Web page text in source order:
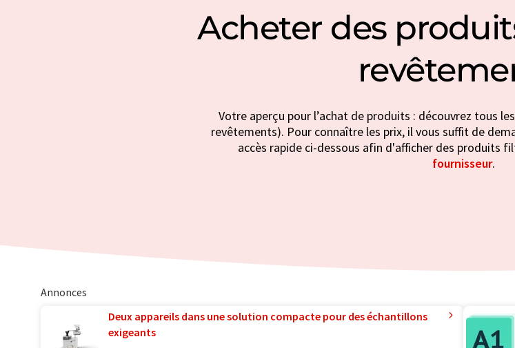
Acheter des
Votre aperçu pour l’achat de produits : découvrez tous
revêtements). Pour connaître les prix, il vous suffit de
accès rapide ci-dessous afin d'afficher des produits
fournisseur.
Annonces
Deux appareils dans une solution compacte pour des échantillons
exigeants